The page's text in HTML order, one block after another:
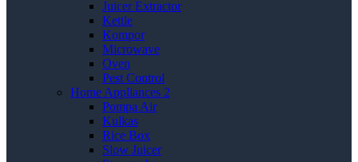
Juicer Extractor
Kettle
Kompor
Microwave
Oven
Pest Control
Home Appliances 2
Pompa Air
Kulkas
Rice Box
Slow Juicer